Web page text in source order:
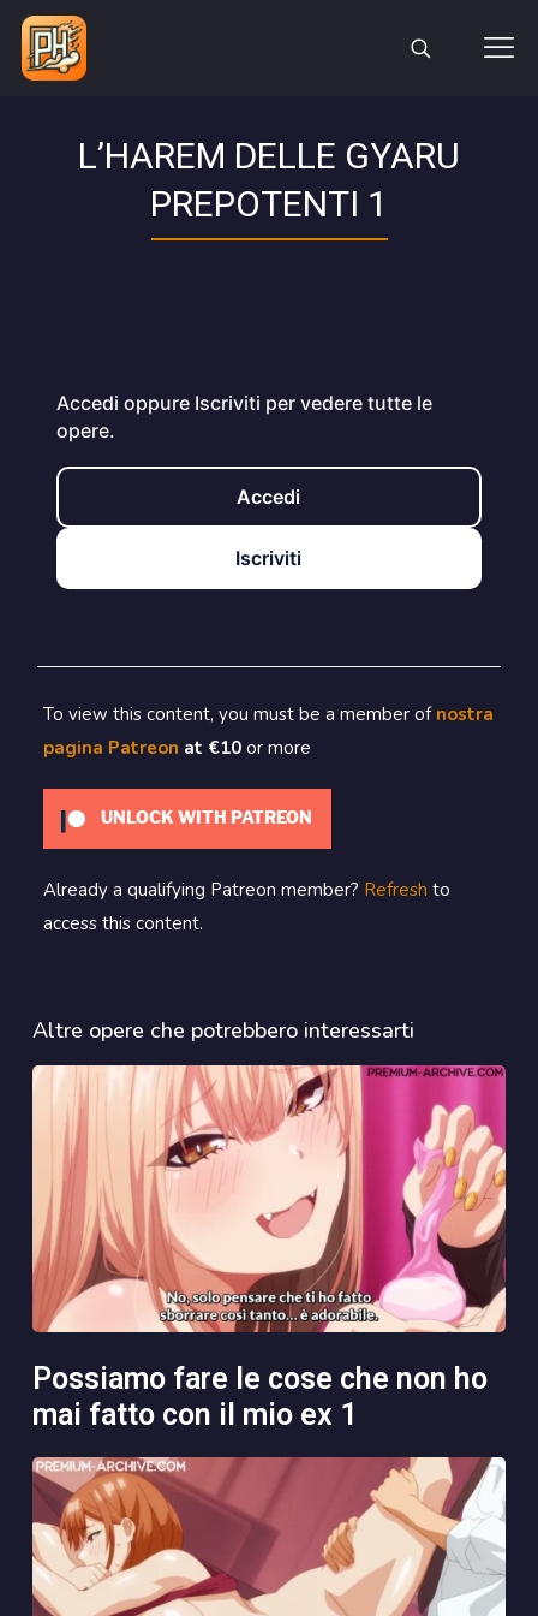
L’HAREM DELLE GYARU
PREPOTENTI 1
Accedi oppure Iscriviti per vedere tutte le
opere.
Accedi
Iscriviti
To view this content, you must be a member of nostra
pagina Patreon at €10 or more
UNLOCK WITH PATREON
Already a qualifying Patreon member? Refresh to
access this content.
Altre opere che potrebbero interessarti
possiamo fare le cose che non ho
mai fatto con il mio ex 1